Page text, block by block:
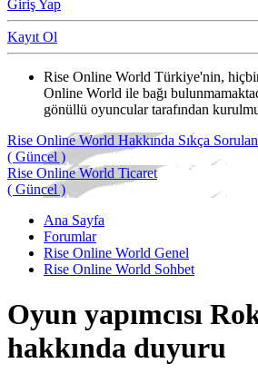
Giriş Yap
Kayıt Ol
Rise Online World Türkiye'nin,
Online World ile bağı
gönüllü oyuncular tarafından
Rise Online World Hakkında Sıkça
( Güncel )
Rise Online World Ticaret
( Güncel )
Ana Sayfa
Forumlar
Rise Online World Genel
Rise Online World Sohbet
Oyun yapımcısı
hakkında duyuru